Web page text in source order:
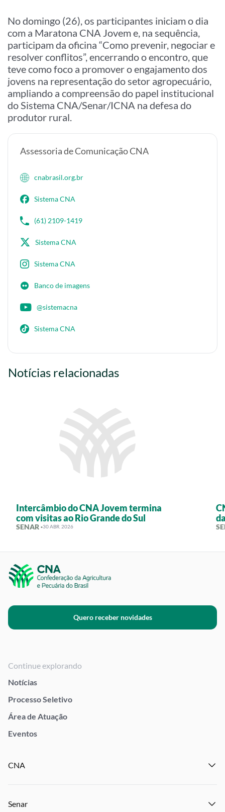
No domingo (26), os participantes iniciam o dia
com a Maratona CNA Jovem e, na sequência,
participam da oficina “Como prevenir, negociar e
resolver conflitos”, encerrando o encontro, que
teve como foco a promover o engajamento dos
jovens na representação do setor agropecuário,
ampliando a compreensão do papel institucional
do Sistema CNA/Senar/ICNA na defesa do
produtor rural.
Assessoria de Comunicação CNA
cnabrasil.org.br
Sistema CNA
(61) 2109-1419
Sistema CNA
Sistema CNA
Banco de imagens
@sistemacna
Sistema CNA
Notícias relacionadas
Intercâmbio do CNA Jovem termina
com visitas ao Rio Grande do Sul
SENAR ·30 ABR. 2026
Quero receber novidades
Continue explorando
Notícias
Processo Seletivo
Área de Atuação
Eventos
CNA
Senar